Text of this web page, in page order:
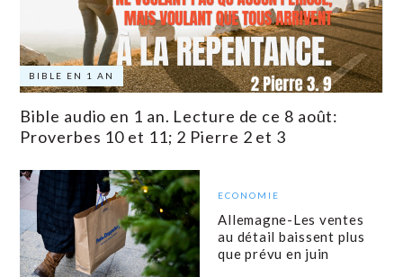
BIBLE EN 1 AN
Bible audio en 1 an. Lecture de ce 8 août:
Proverbes 10 et 11; 2 Pierre 2 et 3
ECONOMIE
Allemagne-Les ventes
au détail baissent plus
que prévu en juin